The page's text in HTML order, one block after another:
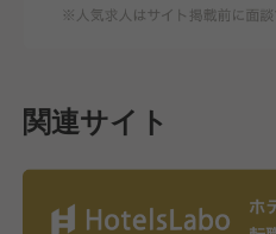
関連サイト